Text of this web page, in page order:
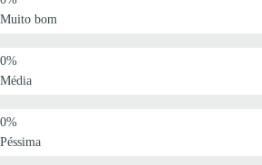
Muito bom
Média
Péssima